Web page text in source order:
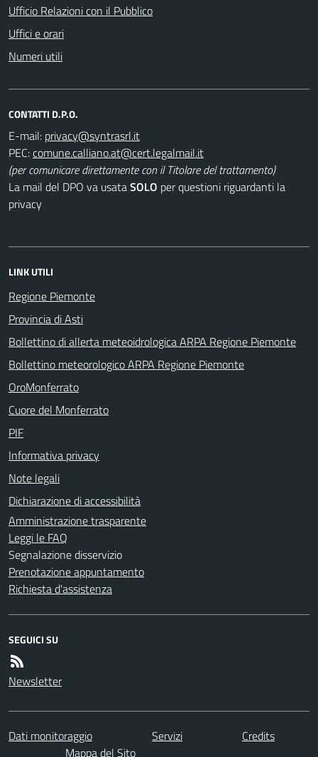
Ufficio Relazioni con il Pubblico
Uffici e orari
Numeri utili
CONTATTI D.P.O.
E-mail:
PEC:
(per comunicare direttamente con il Titolare del trattamento)
La mail del DPO va usataSOLO per questioni riguardanti la
privacy
LINK UTILI
Regione Piemonte
Provincia di Asti
Bollettino di allerta meteoidrologica ARPA Regione Piemonte
Bollettino meteorologico ARPA Regione Piemonte
OroMonferrato
Cuore del Monferrato
PIF
Informativa privacy
Note legali
Dichiarazione di accessibilità
Amministrazione trasparente
Leggi le FAQ
Segnalazione disservizio
Prenotazione appuntamento
Richiesta d'assistenza
SEGUICI SU
Newsletter
Dati monitoraggio Servizi
Credits
Mappa del Sito